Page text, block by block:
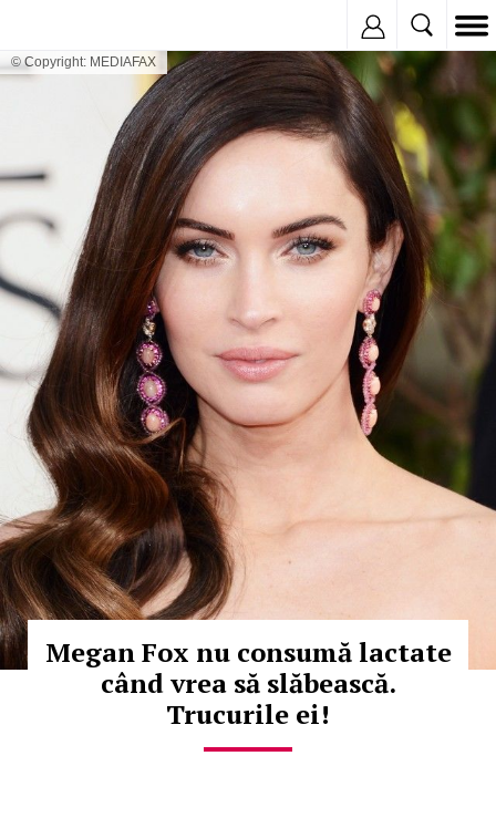
© Copyright: MEDIAFAX
Megan Fox nu consumă lactate
când vrea să slăbească.
Trucurile ei!